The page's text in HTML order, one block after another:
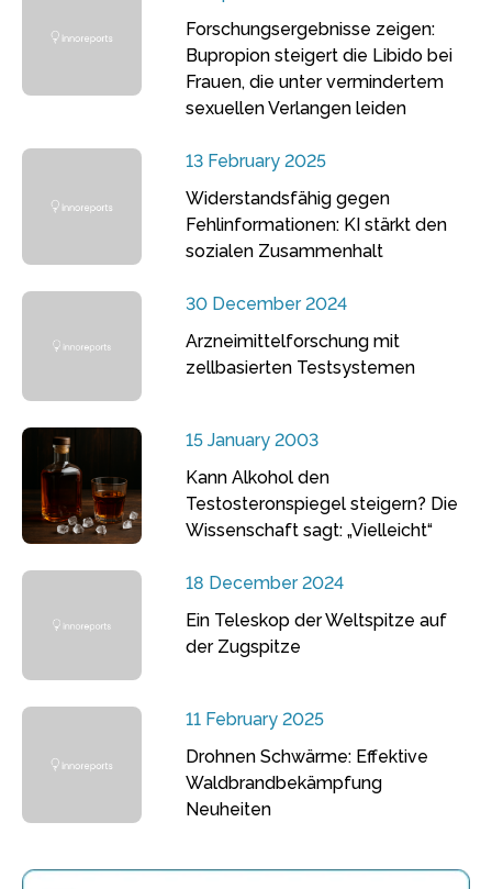
Forschungsergebnisse zeigen:
Bupropion steigert die Libido bei
Frauen, die unter vermindertem
sexuellen Verlangen leiden
13 February 2025
Widerstandsfähig gegen
Fehlinformationen: KI stärkt den
sozialen Zusammenhalt
30 December 2024
Arzneimittelforschung mit
zellbasierten Testsystemen
15 January 2003
Kann Alkohol den
Testosteronspiegel steigern? Die
Wissenschaft sagt: „Vielleicht“
18 December 2024
Ein Teleskop der Weltspitze auf
der Zugspitze
11 February 2025
Drohnen Schwärme: Effektive
Waldbrandbekämpfung
Neuheiten